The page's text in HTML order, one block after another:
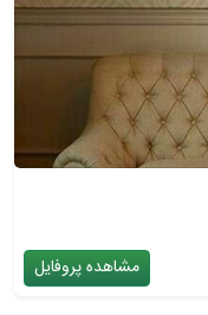
مشاهده پروفایل